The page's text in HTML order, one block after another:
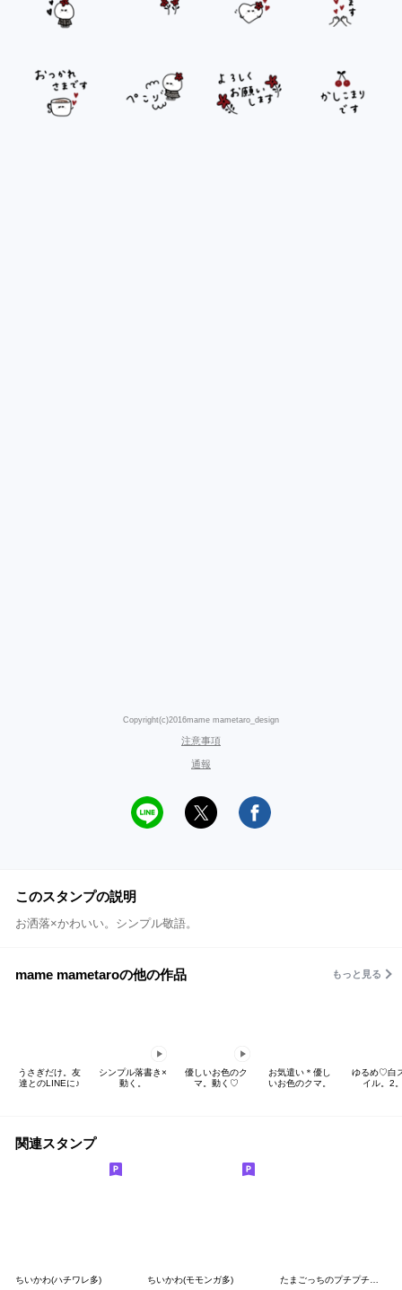
Copyright(c)2016mame mametaro_design
注意事項
通報
このスタンプの説明
お洒落×かわいい。シンプル敬語。
mame mametaroの他の作品 もっと見る
うさぎだけ。友
達とのLINEに♪
シンプル落書き×
動く。
優しいお色のク
マ。動く♡
お気遣い＊優し
いお色のクマ。
ゆるめ♡白
イル。2
関連スタンプ
ちいかわ(ハチワレ多) ちいかわ(モモンガ多) たまごっちのプチプチおみせっち